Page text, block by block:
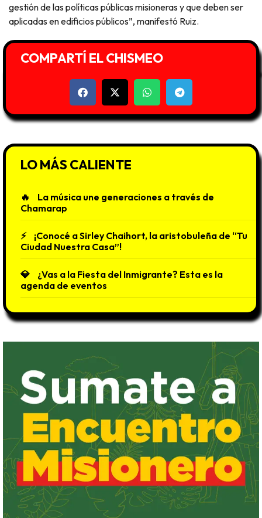
gestión de las políticas públicas misioneras y que deben ser
aplicadas en edificios públicos”, manifestó Ruiz.
COMPARTÍ EL CHISMEO
LO MÁS CALIENTE
La música une generaciones a través de
Chamarap
¡Conocé a Sirley Chaihort, la aristobuleña de “Tu
Ciudad Nuestra Casa”!
¿Vas a la Fiesta del Inmigrante? Esta es la
agenda de eventos